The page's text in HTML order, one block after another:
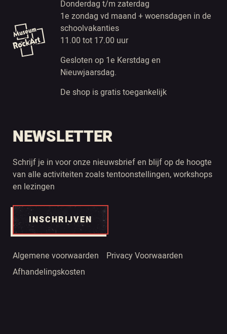
Donderdag t/m zaterdag
1e zondag vd maand + woensdagen in de
schoolvakanties
11.00 tot 17.00 uur
Gesloten op 1e Kerstdag en
Nieuwjaarsdag.
De shop is gratis toegankelijk
NEWSLETTER
Schrijf je in voor onze nieuwsbrief en blijf op de hoogte
van alle activiteiten zoals tentoonstellingen, workshops
en lezingen
INSCHRIJVEN
Algemene voorwaarden
Privacy Voorwaarden
Afhandelingskosten